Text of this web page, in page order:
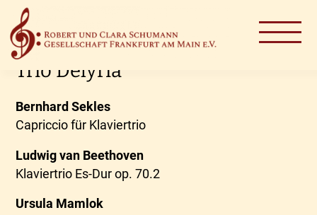
26. November 2026
Trio Delyria
Bernhard Sekles
Capriccio für Klaviertrio
Ludwig van Beethoven
Klaviertrio Es-Dur op. 70.2
Ursula Mamlok